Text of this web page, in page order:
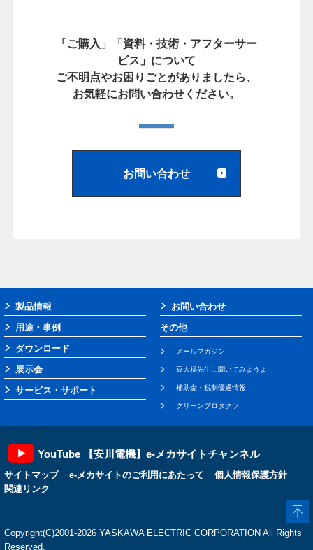
「ご購入」「資料・技術・アフターサー
ビス」について
ご不明点やお困りごとがありましたら、
お気軽にお問い合わせください。
お問い合わせ
製品情報
用途・事例
ダウンロード
展示会
サービス・サポート
お問い合わせ
その他
メールマガジン
豆大福先生に聞いてみようよ
補助金・税制優遇情報
グリーンプロダクツ
YouTube 【安川電機】e-メカサイトチャンネル
サイトマップ e-メカサイトのご利用にあたって
個人情報保護方針
関連リンク
Copyright(C)2001‐2026 YASKAWA ELECTRIC CORPORATION All Rights
Reserved.